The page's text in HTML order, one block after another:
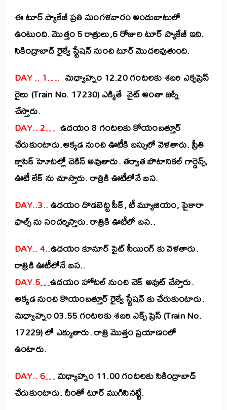
ఈ టూర్ ప్యాకేజీ ప్రతి మంగళవారం అందుబాటులో
ఉంటుంది. మొత్తం 5 రాత్రులు,6 రోజుల టూర్ ప్యాకేజీ ఇది.
సికింద్రాబాద్ రైల్వే స్టేషన్ నుంచి టూర్ మొదలవుతుంది.
DAY .. 1…. మధ్యాహ్నం 12.20 గంటలకు శబరి ఎక్సప్రెస్
రైలు (Train No. 17230) ఎక్కితే నైట్ అంతా జర్నీ
చేస్తారు.
DAY.. 2… ఉదయం 8 గంటలకు కోయంబత్తూర్
చేరుకుంటారు.అక్కడ నుంచి ఊటీకి బస్సులో వెళతారు. ప్రీతి
క్లాసిక్ హెూటల్లో చెకిన్ అవుతారు. తర్వాత బొటానికల్ గార్డెన్స్,
ఊటీ లేక్ ను చూస్తారు. రాత్రికి ఊటీలోనే బస.
DAY..3..ఉదయం దొడబెట్ట పీక్, టీ మ్యూజియం, పైకారా
ఫాల్స్ ను సందర్శిస్తారు. రాత్రికి ఊటీలో బస..
DAY.. 4..ఉదయం కూనూర్ సైట్ సీయింగ్ కు వెళతారు.
రాత్రికి ఊటీలోనే బస..
DAY.5…ఉదయం హోటల్ నుంచి చెక్ అవుట్ చేస్తారు.
అక్కడ నుంచి కొయంబత్తూర్ రైల్వే స్టేషన్ కు చేరుకుంటారు.
మధ్యాహ్నం 03.55 గంటలకు శబరి ఎక్స్ ప్రెస్ (Train No.
17229) లో ఎక్కుతారు. రాత్రి మొత్తం ప్రయాణంలో
ఉంటారు.
DAY.. 6…మధ్యాహ్నం 11.00 గంటలకు సికింద్రాబాద్
చేరుకుంటారు. దీంతో టూర్ ముగిసినట్టే.